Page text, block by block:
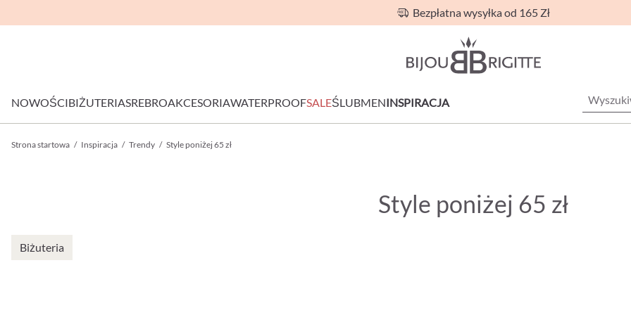
Bezpłatna wysyłka od 165 Zł
NOWOŚCIBIŻUTERIASREBROAKCESORIAWATERPROOFSALEŚLUBMENINSPIRACJA
Strona startowa / Inspiracja / Trendy / Style poniżej 65 zł
Style poniżej 65 zł
Biżuteria